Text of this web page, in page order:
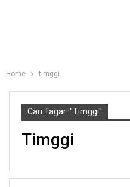
Home timggi
Cari Tagar: "timggi"
Timggi